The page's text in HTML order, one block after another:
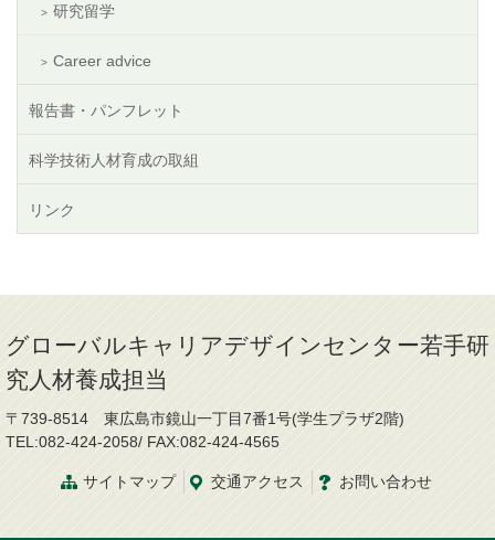
研究留学
Career advice
報告書・パンフレット
科学技術人材育成の取組
リンク
グローバルキャリアデザインセンター若手研
究人材養成担当
〒739-8514 東広島市鏡山一丁目7番1号(学生プラザ2階)
TEL:082-424-2058/ FAX:082-424-4565
サイトマップ 交通アクセス お問い合わせ